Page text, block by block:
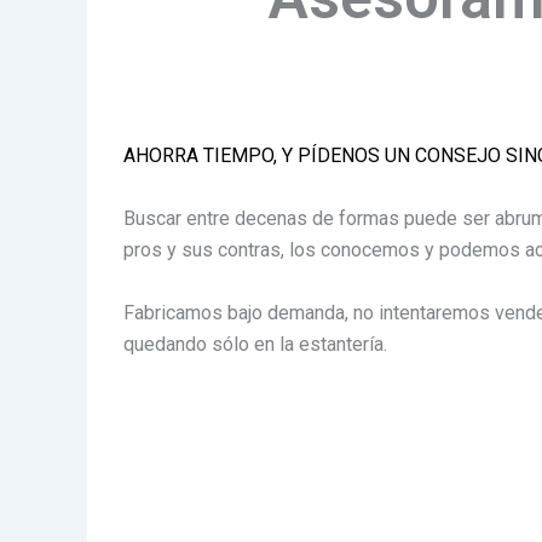
AHORRA TIEMPO, Y PÍDENOS UN CONSEJO
Buscar entre decenas de formas puede ser
pros y sus contras, los conocemos y podemos
Fabricamos bajo demanda, no intentaremos
quedando sólo en la estantería.